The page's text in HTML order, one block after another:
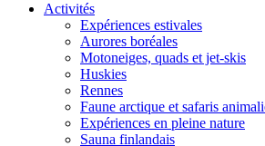
Activités
Expériences estivales
Aurores boréales
Motoneiges, quads et jet-skis
Huskies
Rennes
Faune arctique et safaris
Expériences en pleine nature
Sauna finlandais